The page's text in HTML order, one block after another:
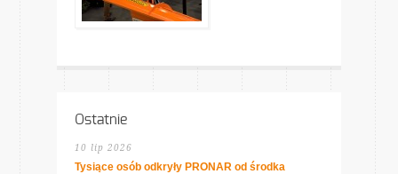
Ostatnie
10 lip 2026
Tysiące osób odkryły PRONAR od środka